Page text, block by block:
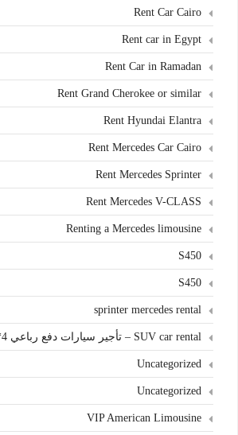
Rent Car Cairo
Rent car in Egypt
Rent Car in Ramadan
Rent Grand Cherokee or similar
Rent Hyundai Elantra
Rent Mercedes Car Cairo
Rent Mercedes Sprinter
Rent Mercedes V-CLASS
Renting a Mercedes limousine
S450
S450
sprinter mercedes rental
SUV car rental – تأجير سيارات دفع رباعي 4*4 مع سائق
Uncategorized
Uncategorized
VIP American Limousine